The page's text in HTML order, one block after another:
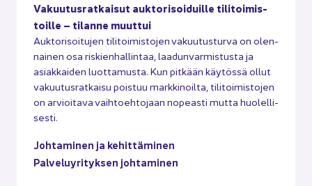
Va­kuu­tus­rat­kai­sut auk­to­ri­soi­duil­le ti­li­toi­mis­
toil­le – ti­lan­ne muut­tui
Auk­to­ri­soi­tu­jen ti­li­toi­mis­to­jen va­kuu­tus­tur­va on olen­
nai­nen osa ris­kien­hal­lin­taa, laa­dun­var­mis­tus­ta ja
asiak­kai­den luot­ta­mus­ta. Kun pit­kään käy­tös­sä ollut
va­kuu­tus­rat­kai­su pois­tuu mark­ki­noil­ta, ti­li­toi­mis­to­jen
on ar­vioi­ta­va vaih­toeh­to­jaan no­peas­ti mutta huo­lel­li­
ses­ti.
Joh­ta­mi­nen ja ke­hit­tä­mi­nen
Pal­ve­lu­yri­tyk­sen joh­ta­mi­nen